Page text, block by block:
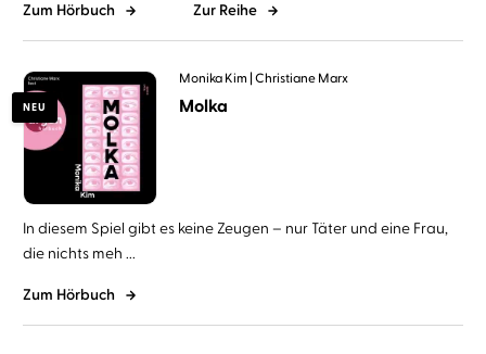
Zum Hörbuch Zur Reihe
NEU
Monika Kim Christiane Marx
Molka
In diesem Spiel gibt es keine Zeugen – nur Täter und eine Frau,
die nichts meh ...
Zum Hörbuch